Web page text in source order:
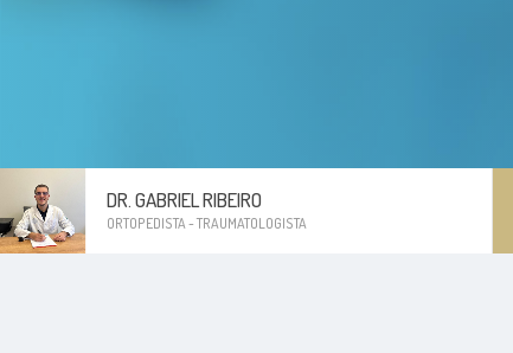
DR. GABRIEL RIBEIRO
ORTOPEDISTA - TRAUMATOLOGISTA